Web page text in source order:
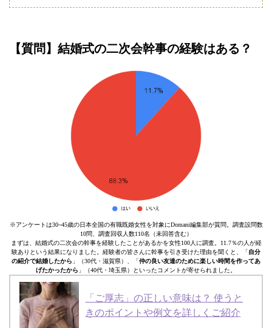
【質問】結婚式の二次会幹事の経験はある？
※アンケートは30~45歳の日本全国の有職既婚女性を対象にDomani編集部が質問。調査設問数
10問、調査回収人数110名（未回答含む）
まずは、結婚式の二次会の幹事を経験したことがあるかを女性100人に調査。11.7％の人が経
験ありという結果になりました。経験者の皆さんに幹事を引き受けた理由を聞くと、「 自分
の紹介で結婚したから 」（30代・滋賀県）、「 仲の良い友達のために楽しい時間を作ってあ
げたかったから 」（40代・埼玉県）といったコメントが寄せられました。
「ご厚志」の正しい意味は？ 使うと
きのポイントや例文を詳しくご紹介